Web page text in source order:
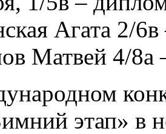
Агата 2/
Матвей 4/8а
этап» в